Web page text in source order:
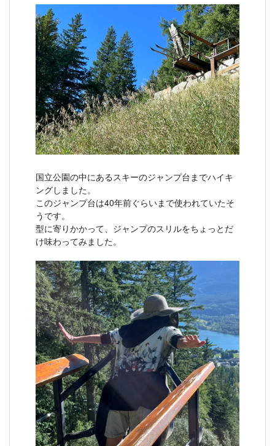
国立公園の中にあるスキーのジャンプ台までハイキ
ングしました。
このジャンプ台は40年前ぐらいまで使われていたそ
うです。
型に寄りかかって、ジャンプのスリルをちょっとだ
け味わってみました。